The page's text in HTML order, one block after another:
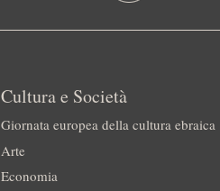
Cultura e Società
Giornata europea della cultura ebraica
Arte
Economia